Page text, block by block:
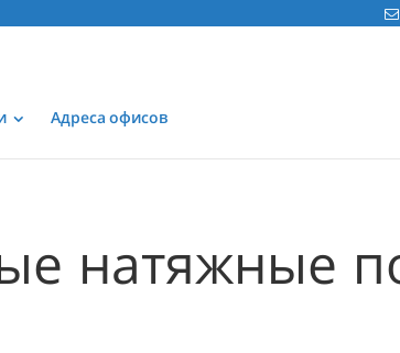
Адреса офисов
натяжные